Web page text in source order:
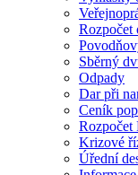
Rozpočet
Sběrný
Odpady
Dar při
Ceník
Krizové
Úřední